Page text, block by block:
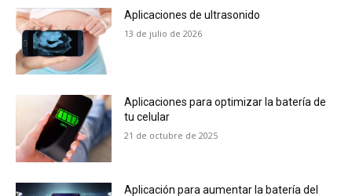
Aplicaciones de ultrasonido
13 de julio de 2026
Aplicaciones para optimizar la batería de
tu celular
21 de octubre de 2025
Aplicación para aumentar la batería del